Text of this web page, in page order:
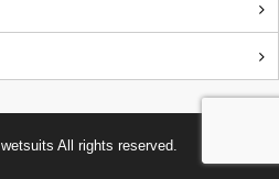
All rights reserved.